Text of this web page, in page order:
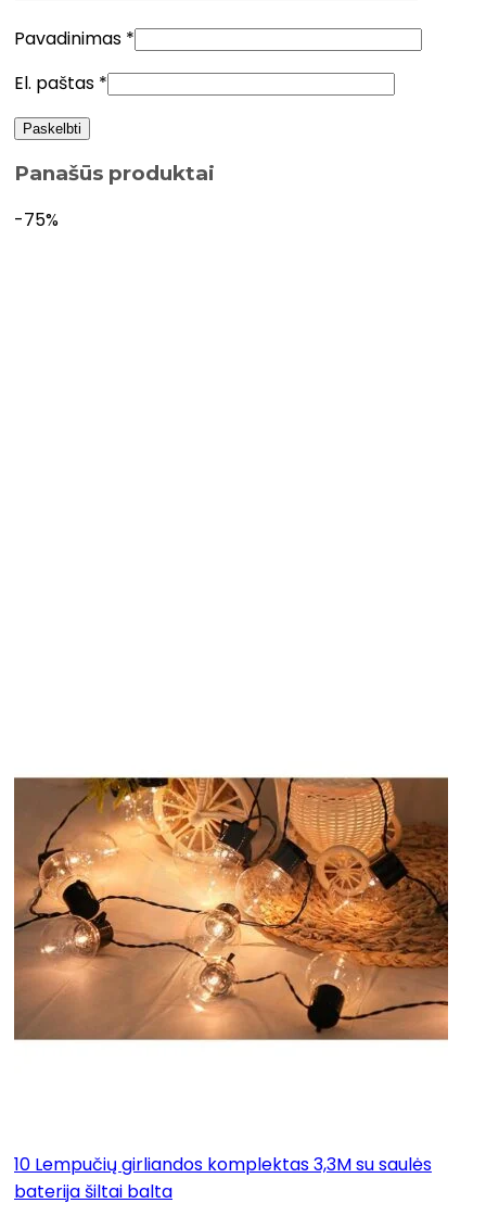
Pavadinimas *
El. paštas *
Panašūs produktai
-75%
10 Lempučių girliandos komplektas 3,3M su saulės
baterija šiltai balta